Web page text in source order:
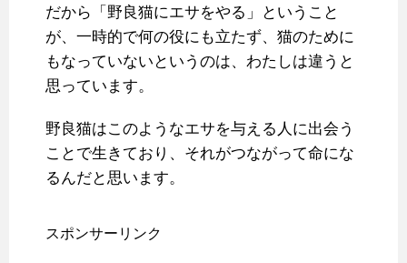
だから「野良猫にエサをやる」ということ
が、一時的で何の役にも立たず、猫のために
もなっていないというのは、わたしは違うと
思っています。
野良猫はこのようなエサを与える人に出会う
ことで生きており、それがつながって命にな
るんだと思います。
スポンサーリンク